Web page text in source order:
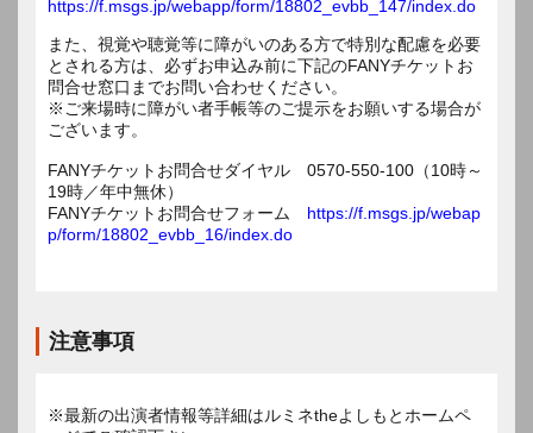
https://f.msgs.jp/webapp/form/18802_evbb_147/index.do
また、視覚や聴覚等に障がいのある方で特別な配慮を必要
とされる方は、必ずお申込み前に下記のFANYチケットお
問合せ窓口までお問い合わせください。
※ご来場時に障がい者手帳等のご提示をお願いする場合が
ございます。
FANYチケットお問合せダイヤル 0570-550-100（10時～
19時／年中無休）
FANYチケットお問合せフォーム https://f.msgs.jp/webap
p/form/18802_evbb_16/index.do
注意事項
※最新の出演者情報等詳細はルミネtheよしもとホームペ